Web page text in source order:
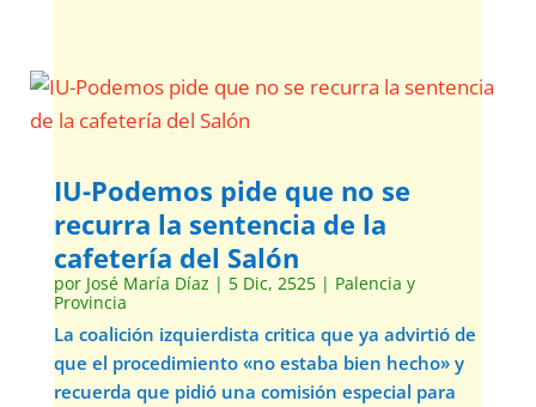
IU-Podemos pide que no se
recurra la sentencia de la
cafetería del Salón
por José María Díaz | 5 Dic, 2525| Palencia y
Provincia
La coalición izquierdista critica que ya advirtió de
que el procedimiento «no estaba bien hecho» y
recuerda que pidió una comisión especial para